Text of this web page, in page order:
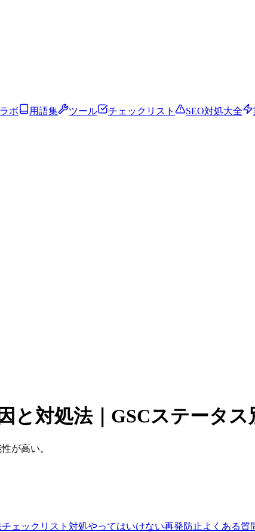
ボ 用語集 ツール チェックリスト SEO対処大全
と対処法｜GSCステータス
が高い。
チェックリスト 対処やってはいけない再発防止 よくある質